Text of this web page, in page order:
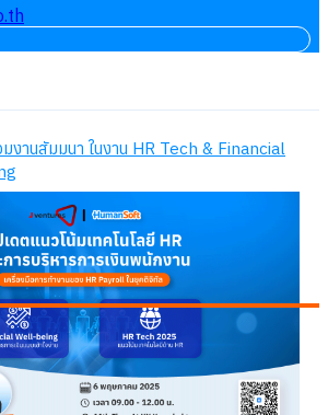
งานสัมมนา ในงาน HR Tech & Financial